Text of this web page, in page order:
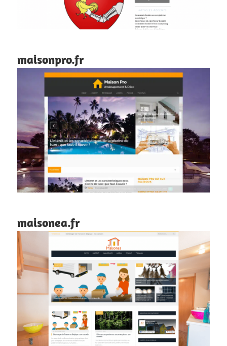
maisonpro.fr
maisonea.fr